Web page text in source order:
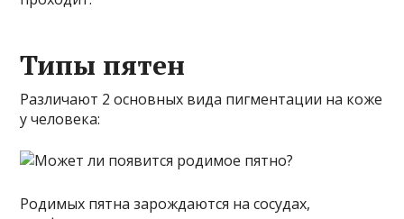
Типы пятен
Различают 2 основных вида пигментации на коже
у человека:
Родимых пятна зарождаются на сосудах,